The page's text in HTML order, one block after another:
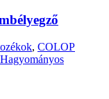
, COLOP